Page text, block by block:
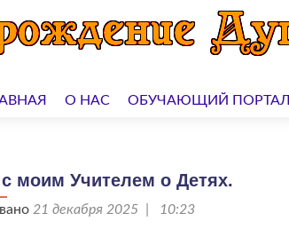
О НАС ОБУЧАЮЩИЙ ПОРТАЛ
моим Учителем о Детях.
21 декабря 2025 | 10:23